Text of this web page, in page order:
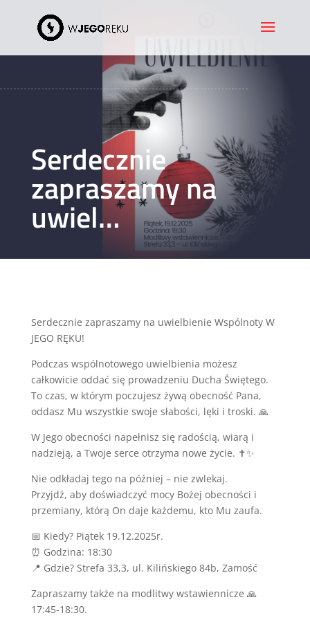
Serdecznie
zapraszamy na
uwiel…
Serdecznie zapraszamy na uwielbienie Wspólnoty W
JEGO RĘKU!
Podczas wspólnotowego uwielbienia możesz
całkowicie oddać się prowadzeniu Ducha Świętego.
To czas, w którym poczujesz żywą obecność Pana,
oddasz Mu wszystkie swoje słabości, lęki i troski. 🙏
W Jego obecności napełnisz się radością, wiarą i
nadzieją, a Twoje serce otrzyma nowe życie. ✝️✨
Nie odkładaj tego na później – nie zwlekaj.
Przyjdź, aby doświadczyć mocy Bożej obecności i
przemiany, którą On daje każdemu, kto Mu zaufa.
📅 Kiedy? Piątek 19.12.2025r.
⏰ Godzina: 18:30
📍 Gdzie? Strefa 33,3, ul. Kilińskiego 84b, Zamość
Zapraszamy także na modlitwy wstawiennicze 🙏
17:45-18:30.